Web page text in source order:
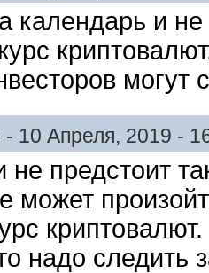
календарь и
могут
- 10 Апреля, 2019 -
предстоит
может
надо следить